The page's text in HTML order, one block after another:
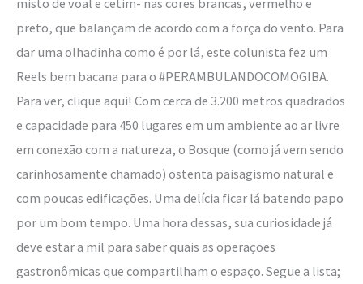
preto, que balançam de acordo com a força do vento. Para
dar uma olhadinha como é por lá, este colunista fez um
Reels bem bacana para o #PERAMBULANDOCOMOGIBA.
Para ver, clique aqui! Com cerca de 3.200 metros quadrados
e capacidade para 450 lugares em um ambiente ao ar livre
em conexão com a natureza, o Bosque (como já vem sendo
carinhosamente chamado) ostenta paisagismo natural e
com poucas edificações. Uma delícia ficar lá batendo papo
por um bom tempo. Uma hora dessas, sua curiosidade já
deve estar a mil para saber quais as operações
gastronômicas que compartilham o espaço. Segue a lista;